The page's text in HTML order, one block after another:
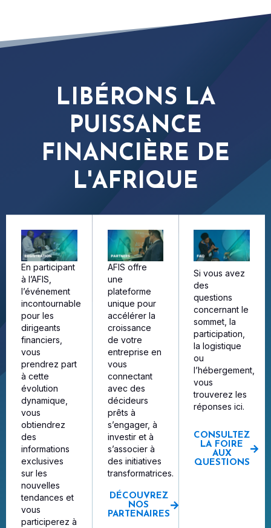
LIBÉRONS LA
PUISSANCE
FINANCIÈRE DE
L'AFRIQUE
En participant
à l’AFIS,
l’événement
incontournable
pour les
dirigeants
financiers,
vous
prendrez part
à cette
évolution
dynamique,
vous
obtiendrez
des
informations
exclusives
sur les
nouvelles
tendances et
vous
participerez à
AFIS offre
une
plateforme
unique pour
accélérer la
croissance
de votre
entreprise en
vous
connectant
avec des
décideurs
prêts à
s’engager, à
investir et à
s’associer à
des initiatives
transformatrices.
DÉCOUVREZ
NOS
PARTENAIRES
Si vous avez
des
questions
concernant le
sommet, la
participation,
la logistique
ou
l’hébergement,
vous
trouverez les
réponses ici.
CONSULTEZ
LA FOIRE
AUX
QUESTIONS